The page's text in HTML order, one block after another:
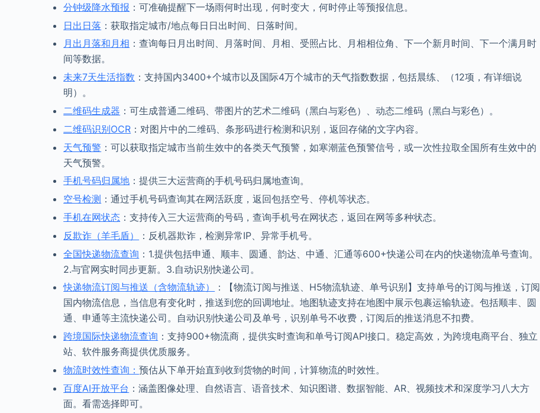
分钟级降水预报 ：可准确提醒下一场雨何时出现，何时变大，何时停止等预报信息。
日出日落 ：获取指定城市/地点每日日出时间、日落时间。
月出月落和月相 ：查询每日月出时间、月落时间、月相、受照占比、月相相位角、下一个新月时间、下一个满月时
间等数据。
未来7天生活指数 ：支持国内3400+个城市以及国际4万个城市的天气指数数据，包括晨练、（12项，有详细说
明）。
二维码生成器 ：可生成普通二维码、带图片的艺术二维码（黑白与彩色）、动态二维码（黑白与彩色）。
二维码识别OCR ：对图片中的二维码、条形码进行检测和识别，返回存储的文字内容。
天气预警 ：可以获取指定城市当前生效中的各类天气预警，如寒潮蓝色预警信号，或一次性拉取全国所有生效中的
天气预警。
手机号码归属地 ：提供三大运营商的手机号码归属地查询。
空号检测 ：通过手机号码查询其在网活跃度，返回包括空号、停机等状态。
手机在网状态 ：支持传入三大运营商的号码，查询手机号在网状态，返回在网等多种状态。
反欺诈（羊毛盾）
：反机器欺诈，检测异常IP、异常手机号。
全国快递物流查询 ：1.提供包括申通、顺丰、圆通、韵达、中通、汇通等600+快递公司在内的快递物流单号查询。
2.与官网实时同步更新。3.自动识别快递公司。
快递物流订阅与推送（含物流轨迹）
：【物流订阅与推送、H5物流轨迹、单号识别】支持单号的订阅与推送，订阅
国内物流信息，当信息有变化时，推送到您的回调地址。地图轨迹支持在地图中展示包裹运输轨迹。包括顺丰、圆
通、申通等主流快递公司。自动识别快递公司及单号，识别单号不收费，订阅后的推送消息不扣费。
跨境国际快递物流查询 ：支持900+物流商，提供实时查询和单号订阅API接口。稳定高效，为跨境电商平台、独立
站、软件服务商提供优质服务。
物流时效性查询：预估从下单开始直到收到货物的时间，计算物流的时效性。
百度AI开放平台 ：涵盖图像处理、自然语言、语音技术、知识图谱、数据智能、AR、视频技术和深度学习八大方
面。看需选择即可。